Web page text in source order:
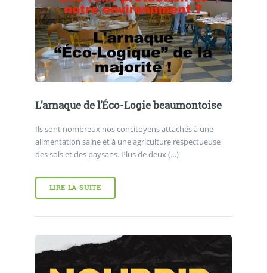
L’arnaque de l’Éco-Logie beaumontoise
Ils sont nombreux nos concitoyens attachés à une
alimentation saine et à une agriculture respectueuse
des sols et des paysans. Plus de deux (…)
LIRE LA SUITE